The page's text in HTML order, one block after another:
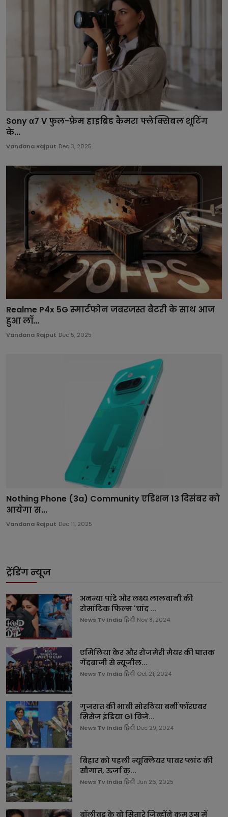
Sony α7 V फुल-फ्रेम हाइब्रिड कैमरा फ्लेक्सिबल शूटिंग
के...
Vandana Rajput Dec 3, 2025
Realme P4x 5G स्मार्टफोन जबरजस्त बैटरी के साथ आज
हुआ लॉ...
Vandana Rajput Dec 5, 2025
Nothing Phone (3a) Community एडिशन 13 दिसंबर को
आयेगा स...
Vandana Rajput Dec 11, 2025
ट्रेंडिंग न्यूज
अनन्या पांडे और लक्ष्य लालवानी की
रोमांटिक फिल्म 'चांद ...
News Tv India हिंदी Nov 8, 2024
एमिलिया केर और रोजमेरी मैयर की घातक
गेंदबाजी से न्यूजील...
News Tv India हिंदी Oct 21, 2024
गुजरात की भावी सोरठिया बनीं फॉरएवर
मिसेज इंडिया G1 विजे...
News Tv India हिंदी Dec 29, 2024
बिहार को पहली न्यूक्लियर पावर प्लांट की
सौगात, ऊर्जा क्...
News Tv India हिंदी Jun 26, 2025
बॉलीवुड के वो सितारे जिन्होंने कम उम्र में